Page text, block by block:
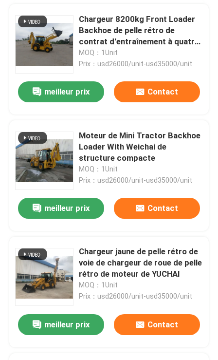
Chargeur 8200kg Front Loader
Backhoe de pelle rétro de
contrat d'entraînement à quatre
roues
MOQ：1Unit
Prix：usd26000/unit-usd35000/unit
meilleur prix Contact
Moteur de Mini Tractor Backhoe
Loader With Weichai de
structure compacte
MOQ：1Unit
Prix：usd26000/unit-usd35000/unit
meilleur prix Contact
Chargeur jaune de pelle rétro de
voie de chargeur de roue de pelle
rétro de moteur de YUCHAI
MOQ：1Unit
Prix：usd26000/unit-usd35000/unit
meilleur prix Contact